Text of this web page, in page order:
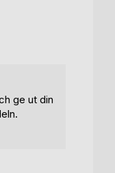
ge ut din